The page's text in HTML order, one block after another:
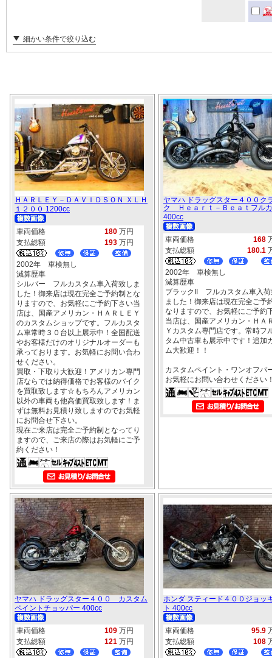
細かい条件で絞り込む
ＨＡＲＬＥＹ－ＤＡＶＩＤＳＯＮ ＸＬＨ
１２００ 1200cc
車両価格 180 万円
支払総額
193 万円
2002年 車検無し
減算歴車
シルバー フルカスタム車入荷致しま
した！御来店は現在完全ご予約制とな
りますので、お気軽にご予約下さい当
店は、国産アメリカン・ＨＡＲＬＥＹ
のカスタムショップです。フルカスタ
ム車常時３０台以上展示中！全国配送
やお客様だけのオリジナルオーダーも
承っております。お気軽にお問い合わ
せください。
買取・下取り大歓迎！アメリカン専門
店ならでは納得価格でお客様のバイク
を買取致します☆もちろんアメリカン
以外の車両も他高価買取致します！ま
ずは無料お見積り致しますのでお気軽
にお問合せ下さい。
現在ご来店は完全ご予約制となってり
ますので、ご来店の際はお気軽にご予
約ください！
ヤマハ ドラッグスター４００ク
ク Ｈｅａｒｔ－Ｂｅａｔフル
400cc
車両価格 168
支払総額
180.1
2002年 車検無し
減算歴車
ブラックII フルカスタム車入荷
ました！御来店は現在完全ご予
なりますので、お気軽にご予約
当店は、国産アメリカン・ＨＡ
Ｙカスタム専門店です。常時フ
タム中古車も展示中です！追加
ム大歓迎！！
カスタムペイント・ワンオフパ
お気軽にお問い合わせください
ヤマハ ドラッグスター４００ カスタム
ペイントチョッパー 400cc
車両価格 109 万円
支払総額
121 万円
ホンダ スティード４００ジョッ
ト 400cc
車両価格 95.9
支払総額
108